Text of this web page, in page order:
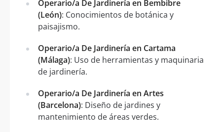
Operario/a De Jardinería en Bembibre
(León): Conocimientos de botánica y
paisajismo.
Operario/a De Jardinería en Cartama
(Málaga): Uso de herramientas y maquinaria
de jardinería.
Operario/a De Jardinería en Artes
(Barcelona): Diseño de jardines y
mantenimiento de áreas verdes.